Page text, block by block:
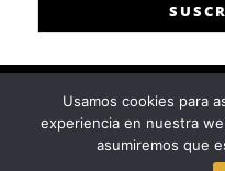
r
n
c
o
e
c
Consejo General de la
Legal|
Usamos cookies para
experiencia en nuestra
asumiremos que